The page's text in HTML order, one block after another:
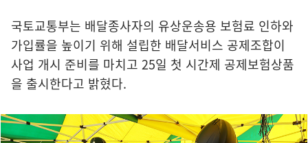
국토교통부는 배달종사자의 유상운송용 보험료 인하와
가입률을 높이기 위해 설립한 배달서비스 공제조합이
사업 개시 준비를 마치고 25일 첫 시간제 공제보험상품
을 출시한다고 밝혔다.